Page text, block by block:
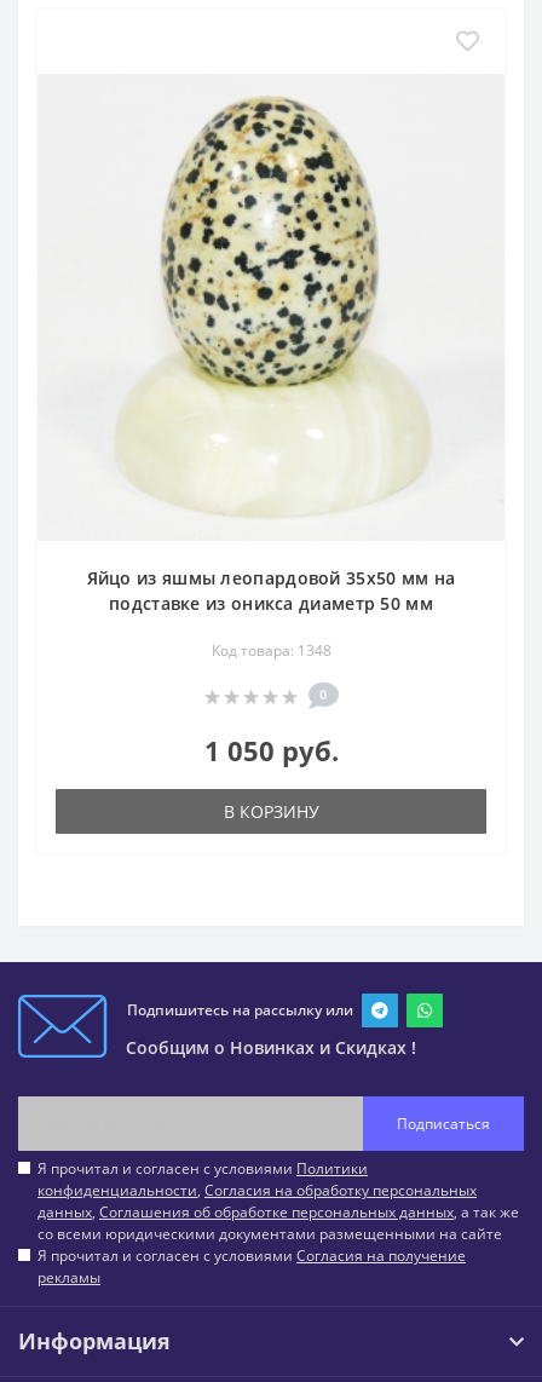
Яйцо из яшмы леопардовой 35х50 мм на
подставке из оникса диаметр 50 мм
Код товара: 1348
0
1 050 руб.
В КОРЗИНУ
Подпишитесь на рассылку или
Сообщим о Новинках и Скидках !
Подписаться
Я прочитал и согласен с условиями Политики
конфиденциальности, Согласия на обработку персональных
данных, Соглашения об обработке персональных данных, а так же
со всеми юридическими документами размещенными на сайте
Я прочитал и согласен с условиями Согласия на получение
рекламы
Информация